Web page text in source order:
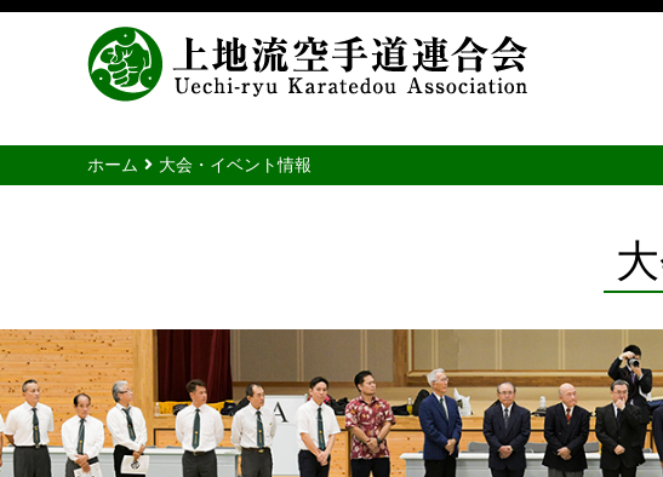
ホーム 大会・イベント情報